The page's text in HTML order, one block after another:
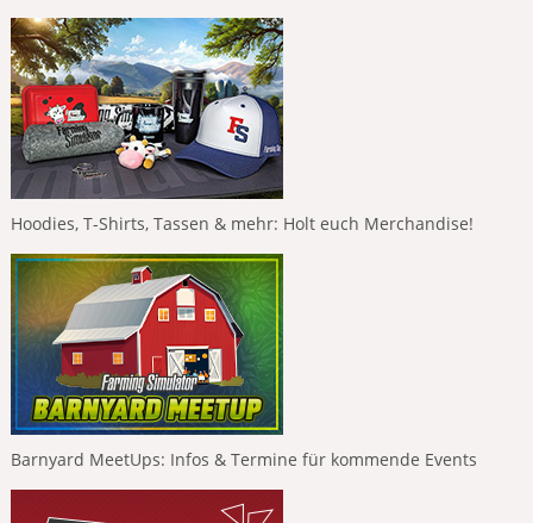
Hoodies, T-Shirts, Tassen & mehr: Holt euch Merchandise!
Barnyard MeetUps: Infos & Termine für kommende Events